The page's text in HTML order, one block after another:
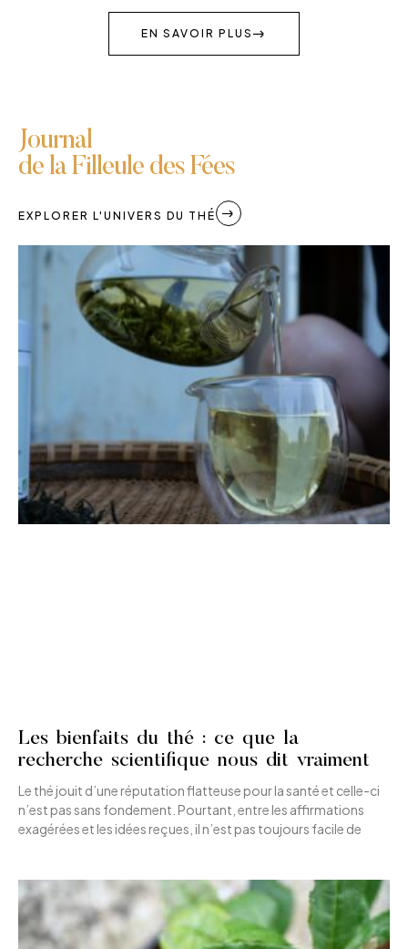
EN SAVOIR PLUS
Journal
de la Filleule des Fées
EXPLORER L'UNIVERS DU THÉ
Les bienfaits du thé : ce que la
recherche scientifique nous dit vraiment
Le thé jouit d’une réputation flatteuse pour la santé et celle-ci
n’est pas sans fondement. Pourtant, entre les affirmations
exagérées et les idées reçues, il n’est pas toujours facile de